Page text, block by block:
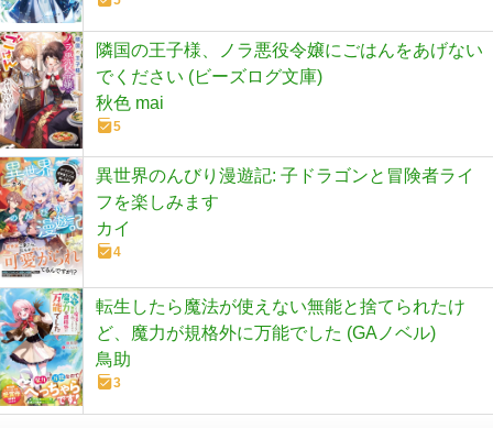
隣国の王子様、ノラ悪役令嬢にごはんをあげない
でください (ビーズログ文庫)
秋色 mai
5
異世界のんびり漫遊記: 子ドラゴンと冒険者ライ
フを楽しみます
カイ
4
転生したら魔法が使えない無能と捨てられたけ
ど、魔力が規格外に万能でした (GAノベル)
鳥助
3